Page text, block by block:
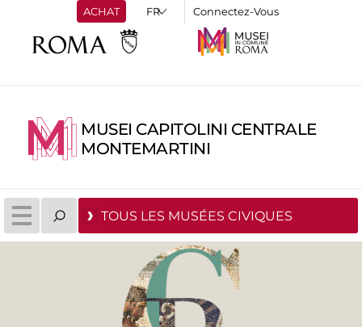
ACHAT Connectez-Vous
MUSEI CAPITOLINI CENTRALE
MONTEMARTINI
TOUS LES MUSÉES CIVIQUES